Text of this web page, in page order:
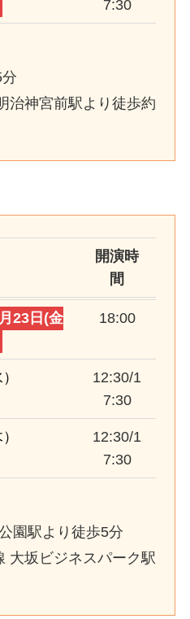
7:30
治神宮前駅より徒歩約
開演時
間
23日(金
18:00
12:30/1
7:30
12:30/1
7:30
園駅より徒歩5分
大坂ビジネスパーク駅